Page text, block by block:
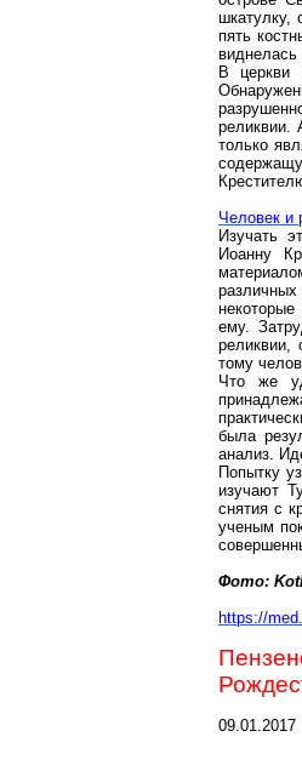
шкатулку,
пять
В церкви
реликвии.
только
Человек и
Изучать
Иоанну
некоторые
ему.
реликвии,
тому
Что же
была
анализ.
Попытку
изучают
снятия с
ученым
Фото:
https://
09.01.2017